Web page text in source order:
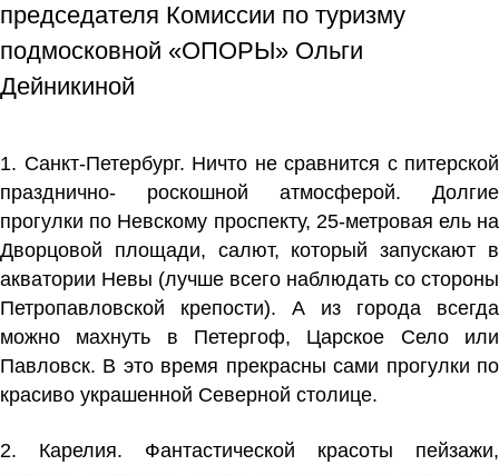
председателя Комиссии по туризму
подмосковной «ОПОРЫ» Ольги
Дейникиной
1. Санкт-Петербург. Ничто не сравнится с питерской
празднично- роскошной атмосферой. Долгие
прогулки по Невскому проспекту, 25-метровая ель на
Дворцовой площади, салют, который запускают в
акватории Невы (лучше всего наблюдать со стороны
Петропавловской крепости). А из города всегда
можно махнуть в Петергоф, Царское Село или
Павловск. В это время прекрасны сами прогулки по
красиво украшенной Северной столице.
2. Карелия. Фантастической красоты пейзажи,